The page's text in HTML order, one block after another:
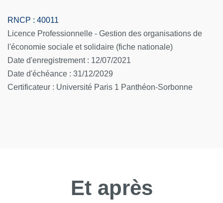
RNCP : 40011
Licence Professionnelle - Gestion des organisations de
l'économie sociale et solidaire (fiche nationale)
Date d'enregistrement : 12/07/2021
Date d'échéance : 31/12/2029
Certificateur : Université Paris 1 Panthéon-Sorbonne
Et après